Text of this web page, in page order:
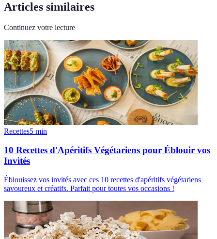
Articles similaires
Continuez votre lecture
Recettes5 min
10 Recettes d'Apéritifs Végétariens pour Éblouir vos
Invités
Éblouissez vos invités avec ces 10 recettes d'apéritifs végétariens
savoureux et créatifs. Parfait pour toutes vos occasions !